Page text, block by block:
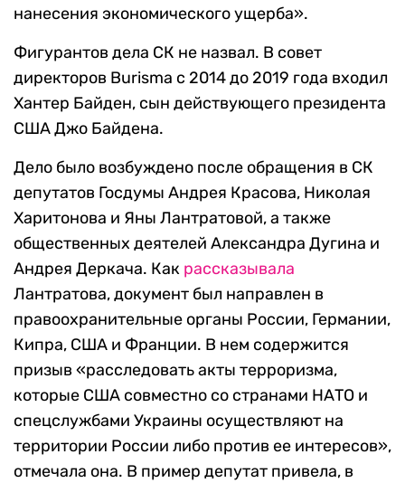
нанесения экономического ущерба».
Фигурантов дела СК не назвал. В совет
директоров Burisma с 2014 до 2019 года входил
Хантер Байден, сын действующего президента
США Джо Байдена.
Дело было возбуждено после обращения в СК
депутатов Госдумы Андрея Красова, Николая
Харитонова и Яны Лантратовой, а также
общественных деятелей Александра Дугина и
Андрея Деркача. Как рассказывала
Лантратова, документ был направлен в
правоохранительные органы России, Германии,
Кипра, США и Франции. В нем содержится
призыв «расследовать акты терроризма,
которые США совместно со странами НАТО и
спецслужбами Украины осуществляют на
территории России либо против ее интересов»,
отмечала она. В пример депутат привела, в